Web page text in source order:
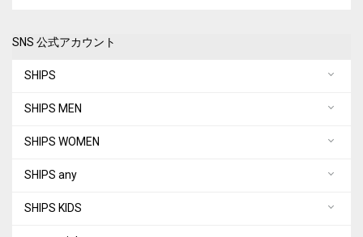
SNS 公式アカウント
SHIPS
SHIPS MEN
SHIPS WOMEN
SHIPS any
SHIPS KIDS